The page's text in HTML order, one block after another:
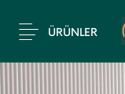
ÜRÜNLER